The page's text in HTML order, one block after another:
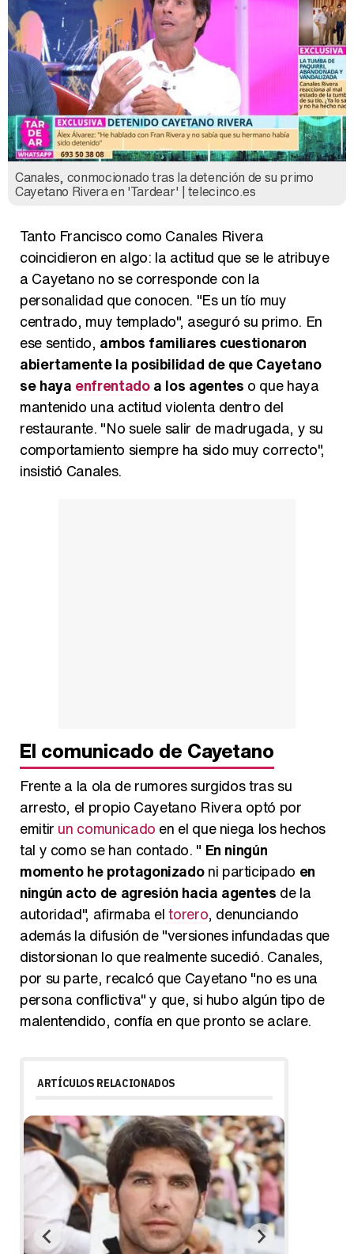
Canales, conmocionado tras la detención de su primo
Cayetano Rivera en 'Tardear' | telecinco.es
Tanto Francisco como Canales Rivera
coincidieron en algo: la actitud que se le atribuye
a Cayetano no se corresponde con la
personalidad que conocen. "Es un tío muy
centrado, muy templado", aseguró su primo. En
ese sentido, ambos familiares cuestionaron
abiertamente la posibilidad de que Cayetano
se haya enfrentadoa los agentes o que haya
mantenido una actitud violenta dentro del
restaurante. "No suele salir de madrugada, y su
comportamiento siempre ha sido muy correcto",
insistió Canales.
El comunicado de Cayetano
Frente a la ola de rumores surgidos tras su
arresto, el propio Cayetano Rivera optó por
emitir un comunicado en el que niega los hechos
tal y como se han contado. " En ningún
momento he protagonizadoni participado en
ningún acto de agresión hacia agentes de la
autoridad", afirmaba eltorero, denunciando
además la difusión de "versiones infundadas que
distorsionan lo que realmente sucedió. Canales,
por su parte, recalcó que Cayetano "no es una
persona conflictiva" y que, si hubo algún tipo de
malentendido, confía en que pronto se aclare.
ARTÍCULOS RELACIONADOS